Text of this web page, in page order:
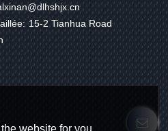
15-2 Tianhua Road